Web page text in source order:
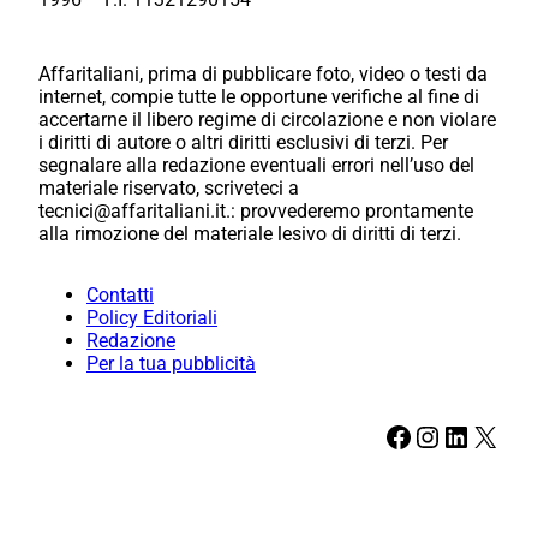
Affaritaliani, prima di pubblicare foto, video o testi da
internet, compie tutte le opportune verifiche al fine di
accertarne il libero regime di circolazione e non violare
i diritti di autore o altri diritti esclusivi di terzi. Per
segnalare alla redazione eventuali errori nell’uso del
materiale riservato, scriveteci a
tecnici@affaritaliani.it.: provvederemo prontamente
alla rimozione del materiale lesivo di diritti di terzi.
Contatti
Policy Editoriali
Redazione
Per la tua pubblicità
Facebook Instagram LinkedIn X